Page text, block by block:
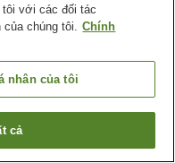
đỗ xe
Thành phố Shimonoseki
tôi với các đối tác
của chúng tôi. Chính
nhân của tôi
cả